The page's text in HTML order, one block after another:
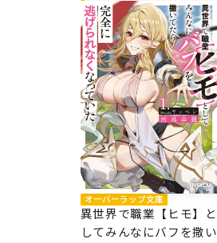
オーバーラップ文庫
異世界で職業【ヒモ】と
してみんなにバフを撒い